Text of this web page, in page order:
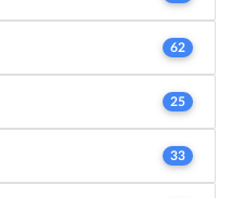
62
25
33